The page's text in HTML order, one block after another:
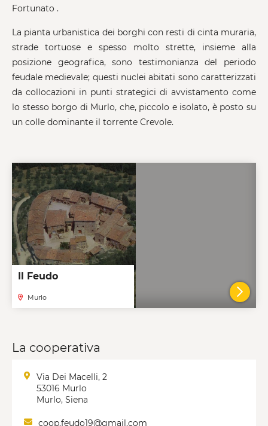
Fortunato .
La pianta urbanistica dei borghi con resti di cinta muraria,
strade tortuose e spesso molto strette, insieme alla
posizione geografica, sono testimonianza del periodo
feudale medievale; questi nuclei abitati sono caratterizzati
da collocazioni in punti strategici di avvistamento come
lo stesso borgo di Murlo, che, piccolo e isolato, è posto su
un colle dominante il torrente Crevole.
Il Feudo
Murlo VAI
La cooperativa
Via Dei Macelli, 2
53016 Murlo
Murlo, Siena
coop.feudo19@gmail.com